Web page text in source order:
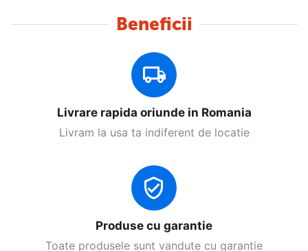
Beneficii
Livrare rapida oriunde in Romania
Livram la usa ta indiferent de locatie
Produse cu garantie
Toate produsele sunt vandute cu garantie